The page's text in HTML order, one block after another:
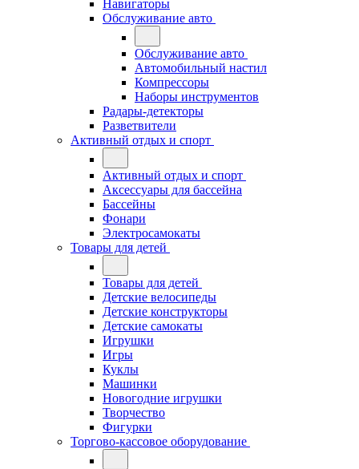
Навигаторы
Обслуживание авто
Обслуживание авто
Автомобильный настил
Компрессоры
Наборы инструментов
Радары-детекторы
Разветвители
Активный отдых и спорт
Активный отдых и спорт
Аксессуары для бассейна
Бассейны
Фонари
Электросамокаты
Товары для детей
Товары для детей
Детские велосипеды
Детские конструкторы
Детские самокаты
Игрушки
Игры
Куклы
Машинки
Новогодние игрушки
Творчество
Фигурки
Торгово-кассовое оборудование